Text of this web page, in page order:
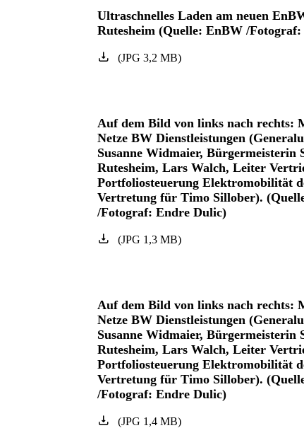
Ultraschnelles Laden am neuen
Rutesheim (Quelle: EnBW /
(JPG 3,2 MB)
Auf dem Bild von links nach rechts:
Netze BW Dienstleistungen
Susanne Widmaier, Bürgermeisterin
Rutesheim, Lars Walch, Leiter
Portfoliosteuerung Elektromobilität
Vertretung für Timo Sillober).
/Fotograf: Endre Dulic)
(JPG 1,3 MB)
Auf dem Bild von links nach rechts:
Netze BW Dienstleistungen
Susanne Widmaier, Bürgermeisterin
Rutesheim, Lars Walch, Leiter
Portfoliosteuerung Elektromobilität
Vertretung für Timo Sillober).
/Fotograf: Endre Dulic)
(JPG 1,4 MB)